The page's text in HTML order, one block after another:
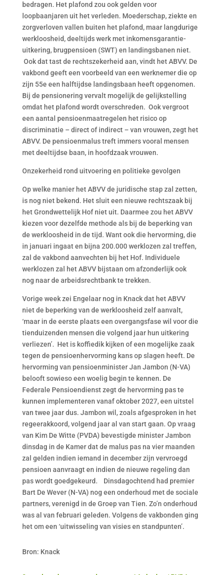
bedragen. Het plafond zou ook gelden voor
loopbaanjaren uit het verleden. Moederschap, ziekte en
zorgverloven vallen buiten het plafond, maar langdurige
werkloosheid, deeltijds werk met inkomensgarantie-
uitkering, brugpensioen (SWT) en landingsbanen niet.
Ook dat tast de rechtszekerheid aan, vindt het ABVV. De
vakbond geeft een voorbeeld van een werknemer die op
zijn 55e een halftijdse landingsbaan heeft opgenomen.
Bij de pensionering vervalt mogelijk de gelijkstelling
omdat het plafond wordt overschreden. Ook vergroot
een aantal pensioenmaatregelen het risico op
discriminatie – direct of indirect – van vrouwen, zegt het
ABVV. De pensioenmalus treft immers vooral mensen
met deeltijdse baan, in hoofdzaak vrouwen.
Onzekerheid rond uitvoering en politieke gevolgen
Op welke manier het ABVV de juridische stap zal zetten,
is nog niet bekend. Het sluit een nieuwe rechtszaak bij
het Grondwettelijk Hof niet uit. Daarmee zou het ABVV
kiezen voor dezelfde methode als bij de beperking van
de werkloosheid in de tijd. Want ook die hervorming, die
in januari ingaat en bijna 200.000 werklozen zal treffen,
zal de vakbond aanvechten bij het Hof. Individuele
werklozen zal het ABVV bijstaan om afzonderlijk ook
nog naar de arbeidsrechtbank te trekken.
Vorige week zei Engelaar nog in Knack dat het ABVV
niet de beperking van de werkloosheid zelf aanvalt,
‘maar in de eerste plaats een overgangsfase wil voor die
tienduizenden mensen die volgend jaar hun uitkering
verliezen’. Het is koffiedik kijken of een mogelijke zaak
tegen de pensioenhervorming kans op slagen heeft. De
hervorming van pensioenminister Jan Jambon (N-VA)
belooft sowieso een woelig begin te kennen. De
Federale Pensioendienst zegt de hervorming pas te
kunnen implementeren vanaf oktober 2027, een uitstel
van twee jaar dus. Jambon wil, zoals afgesproken in het
regeerakkoord, volgend jaar al van start gaan. Op vraag
van Kim De Witte (PVDA) bevestigde minister Jambon
dinsdag in de Kamer dat de malus pas na vier maanden
zal gelden indien iemand in december zijn vervroegd
pensioen aanvraagt en indien de nieuwe regeling dan
pas wordt goedgekeurd. Dinsdagochtend had premier
Bart De Wever (N-VA) nog een onderhoud met de sociale
partners, verenigd in de Groep van Tien. Zo’n onderhoud
was al van februari geleden. Volgens de vakbonden ging
het om een ‘uitwisseling van visies en standpunten’.
Bron: Knack